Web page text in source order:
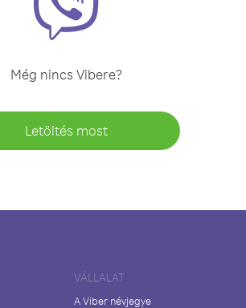
Még nincs Vibere?
Letöltés most
VÁLLALAT
A Viber névjegye